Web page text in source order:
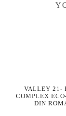
VALLEY 21-
COMPLEX
DIN